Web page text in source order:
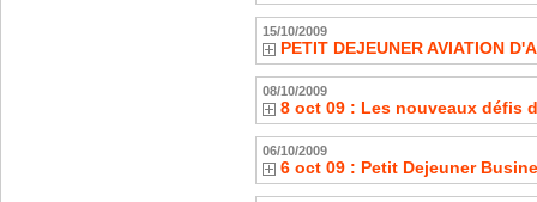
15/10/2009
PETIT DEJEUNER AVIATION
08/10/2009
8 oct 09 : Les nouveaux défis
06/10/2009
6 oct 09 : Petit Dejeuner